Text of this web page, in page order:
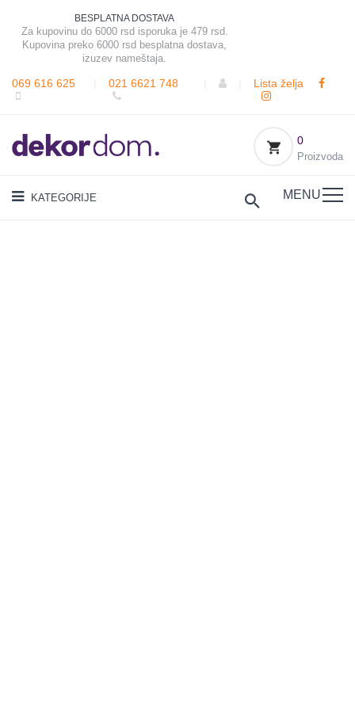
BESPLATNA DOSTAVA
Za kupovinu do 6000 rsd isporuka je 479 rsd.
Kupovina preko 6000 rsd besplatna dostava,
izuzev nameštaja.
069 616 625 021 6621 748 Lista želja
0
Proizvoda
KATEGORIJE MENU